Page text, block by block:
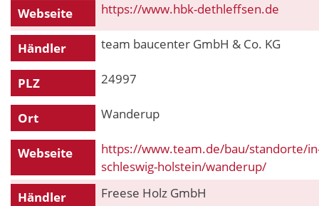
Webseite https://www.hbk-dethleffsen.de
Händler team baucenter GmbH & Co. KG
PLZ 24997
Ort Wanderup
Webseite
https://www.team.de/bau/standorte/
schleswig-holstein/wanderup/
Händler
Freese Holz GmbH